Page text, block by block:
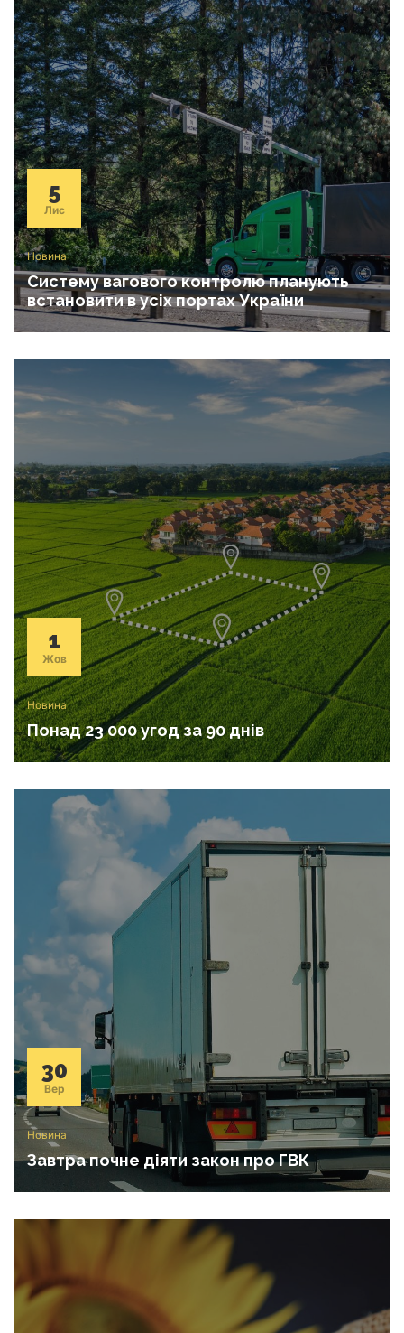
5
Лис
Новина
Систему вагового контролю планують
встановити в усіх портах України
1
Жов
Новина
Понад 23 000 угод за 90 днів
30
Вер
Новина
Завтра почне діяти закон про ГВК